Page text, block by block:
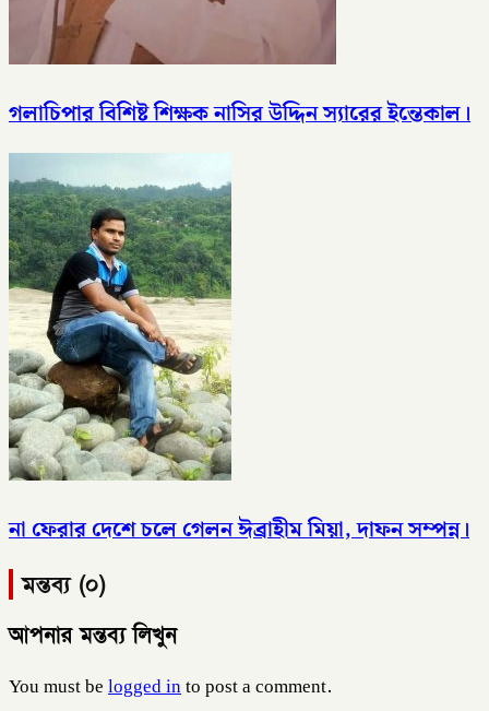
গলাচিপার বিশিষ্ট শিক্ষক নাসির উদ্দিন স্যারের ইন্তেকাল।
না ফেরার দেশে চলে গেলন ঈব্রাহীম মিয়া, দাফন সম্পন্ন।
মন্তব্য (০)
আপনার মন্তব্য লিখুন
You must belogged into post a comment.